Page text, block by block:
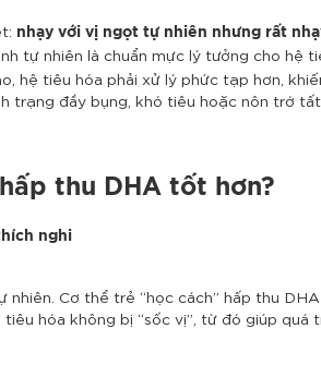
nhạy với vị ngọt tự nhiên nhưng rất
tự nhiên là chuẩn mực lý tưởng cho hệ
hệ tiêu hóa phải xử lý phức tạp hơn,
trạng đầy bụng, khó tiêu hoặc nôn trớ
thu DHA tốt hơn?
nghi
Cơ thể trẻ “học cách” hấp thu
hóa không bị “sốc vị”, từ đó giúp quá